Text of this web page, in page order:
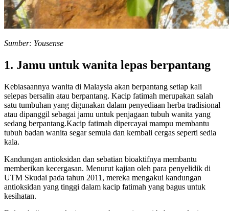
Sumber: Yousense
1. Jamu untuk wanita lepas berpantang
Kebiasaannya wanita di Malaysia akan berpantang setiap kali
selepas bersalin atau berpantang. Kacip fatimah merupakan salah
satu tumbuhan yang digunakan dalam penyediaan herba tradisional
atau dipanggil sebagai jamu untuk penjagaan tubuh wanita yang
sedang berpantang.Kacip fatimah dipercayai mampu membantu
tubuh badan wanita segar semula dan kembali cergas seperti sedia
kala.
Kandungan antioksidan dan sebatian bioaktifnya membantu
memberikan kecergasan. Menurut kajian oleh para penyelidik di
UTM Skudai pada tahun 2011, mereka mengakui kandungan
antioksidan yang tinggi dalam kacip fatimah yang bagus untuk
kesihatan.